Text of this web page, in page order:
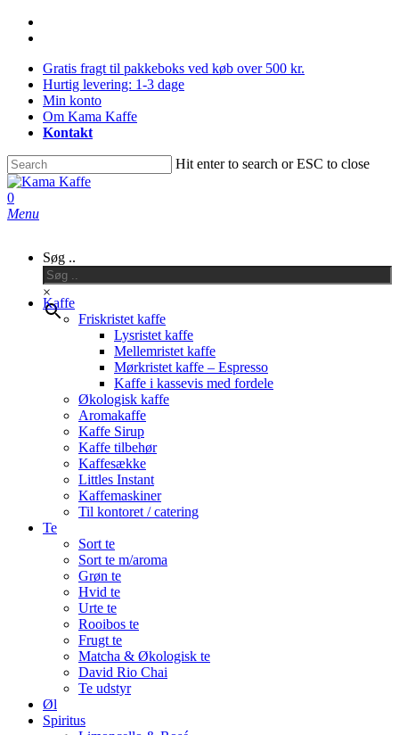
Skip
contentGratis fragt til pakkeboks ved køb over 500 kr.
Hurtig levering: 1-3 dage
Min konto
Om Kama Kaffe
Kontakt
Hit enter to search or ESC to close
Close
Search
0
Menu
Søg ..
×
Kaffe
Friskristet kaffe
Lysristet kaffe
Mellemristet kaffe
Mørkristet kaffe – Espresso
Kaffe i kassevis med fordele
Økologisk kaffe
Aromakaffe
Kaffe Sirup
Kaffe tilbehør
Kaffesække
Littles Instant
Kaffemaskiner
Til kontoret / catering
Te
Sort te
Sort te m/aroma
Grøn te
Hvid te
Urte te
Rooibos te
Frugt te
Matcha & Økologisk te
David Rio Chai
Te udstyr
Øl
Spiritus